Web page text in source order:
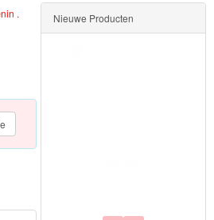
.
Nieuwe Producten